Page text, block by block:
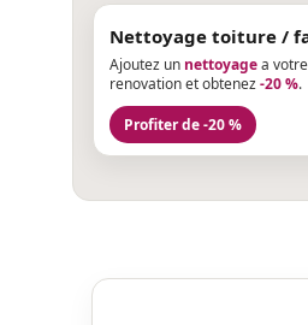
Nettoyage toiture /
Ajoutez un nettoyagea
renovation et obtenez-20 %.
Profiter de -20 %